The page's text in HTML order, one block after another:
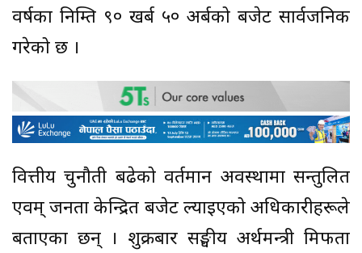
वर्षका निम्ति ९० खर्ब ५० अर्बको बजेट सार्वजनिक
गरेको छ ।
वित्तीय चुनौती बढेको वर्तमान अवस्थामा सन्तुलित
एवम् जनता केन्द्रित बजेट ल्याइएको अधिकारीहरूले
बताएका छन् । शुक्रबार सङ्घीय अर्थमन्त्री मिफता